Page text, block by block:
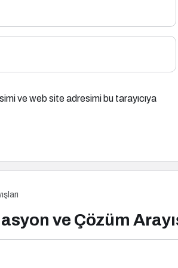
ve web site adresimi bu tarayıcıya
ve Çözüm